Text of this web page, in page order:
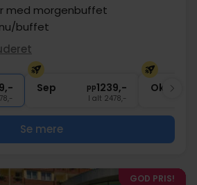
med morgenbuffet
buffet
Sep pp1239,-
I alt 2478,-
Okt
Se mere
GOD PRIS!